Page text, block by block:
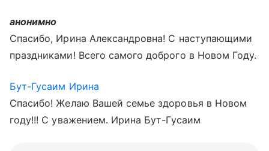
анонимно
Спасибо, Ирина Александровна! С наступающими
праздниками! Всего самого доброго в Новом Году.
Бут-Гусаим Ирина
Спасибо! Желаю Вашей семье здоровья в Новом
году!!! С уважением. Ирина Бут-Гусаим